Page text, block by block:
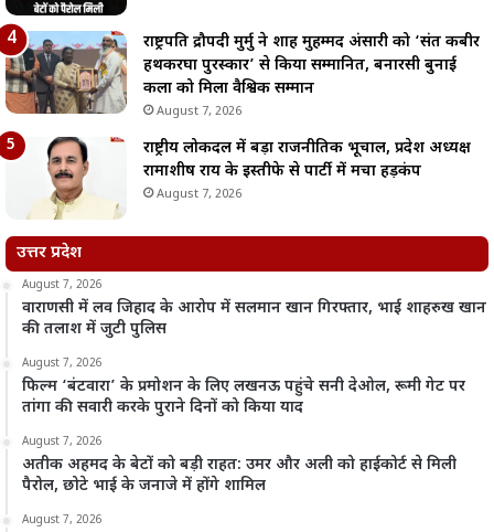
राष्ट्रपति द्रौपदी मुर्मु ने शाह मुहम्मद अंसारी को ‘संत कबीर
हथकरघा पुरस्कार’ से किया सम्मानित, बनारसी बुनाई
कला को मिला वैश्विक सम्मान
August 7, 2026
राष्ट्रीय लोकदल में बड़ा राजनीतिक भूचाल, प्रदेश अध्यक्ष
रामाशीष राय के इस्तीफे से पार्टी में मचा हड़कंप
August 7, 2026
उत्तर प्रदेश
August 7, 2026
वाराणसी में लव जिहाद के आरोप में सलमान खान गिरफ्तार, भाई शाहरुख खान
की तलाश में जुटी पुलिस
August 7, 2026
फिल्म ‘बंटवारा’ के प्रमोशन के लिए लखनऊ पहुंचे सनी देओल, रूमी गेट पर
तांगा की सवारी करके पुराने दिनों को किया याद
August 7, 2026
अतीक अहमद के बेटों को बड़ी राहत: उमर और अली को हाईकोर्ट से मिली
पैरोल, छोटे भाई के जनाजे में होंगे शामिल
August 7, 2026